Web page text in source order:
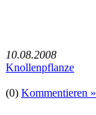
10.08.2008
Knollenpflanze
(0) Kommentieren »